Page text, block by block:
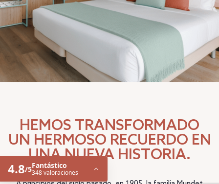
HEMOS TRANSFORMADO
UN HERMOSO RECUERDO EN
UNA NUEVA HISTORIA.